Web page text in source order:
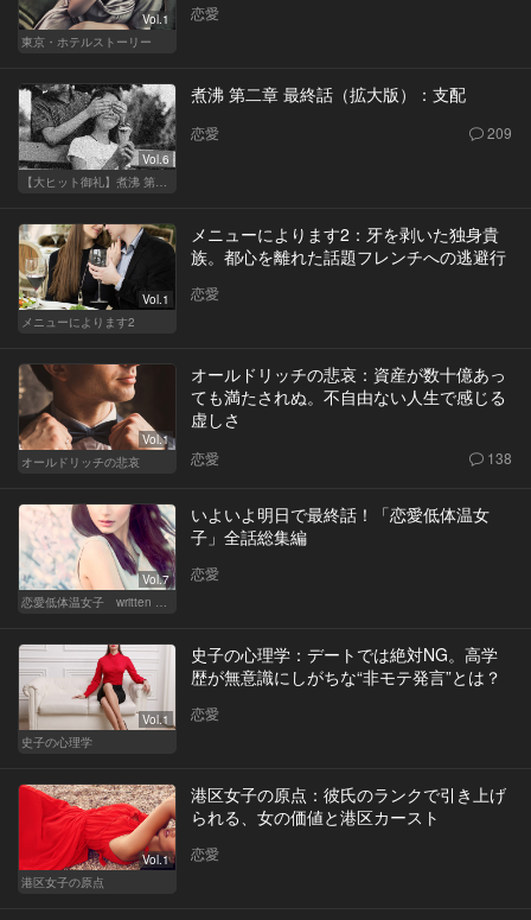
Vol.1
東京・ホテルストーリー
恋愛
Vol.6
煮沸 第二章 最終話（拡大版）：支配
恋愛 209
Vol.1
メニューによります2
メニューによります2：牙を剥いた独身貴
族。都心を離れた話題フレンチへの逃避行
恋愛
Vol.1
オールドリッチの悲哀
オールドリッチの悲哀：資産が数十億あっ
ても満たされぬ。不自由ない人生で感じる
虚しさ
恋愛 138
Vol.7
いよいよ明日で最終話！「恋愛低体温女
子」全話総集編
恋愛
Vol.1
史子の心理学
史子の心理学：デートでは絶対NG。高学
歴が無意識にしがちな“非モテ発言”とは？
恋愛
Vol.1
港区女子の原点
港区女子の原点：彼氏のランクで引き上げ
られる、女の価値と港区カースト
恋愛